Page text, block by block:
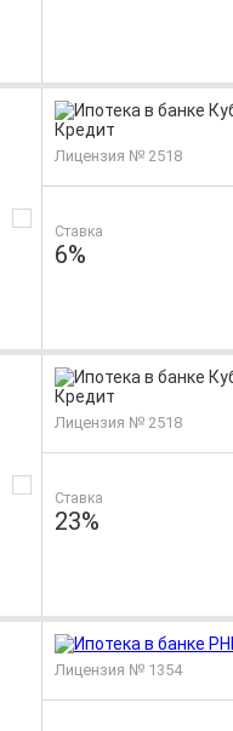
Лицензия № 2518
Ставка
6%
Лицензия № 2518
Ставка
23%
Лицензия № 1354